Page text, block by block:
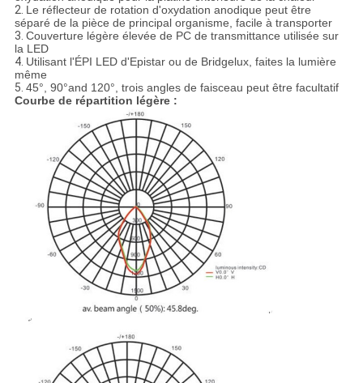
2. Le réflecteur de rotation d'oxydation anodique peut être
séparé de la pièce de principal organisme, facile à transporter
3. Couverture légère élevée de PC de transmittance utilisée sur
la LED
4. Utilisant l'ÉPI LED d'Epistar ou de Bridgelux, faites la lumière
même
5. 45°, 90°and 120°, trois angles de faisceau peut être facultatif
Courbe de répartition légère :